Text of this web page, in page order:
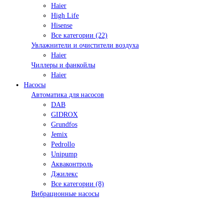
Haier
High Life
Hisense
Все категории (22)
Увлажнители и очистители воздуха
Haier
Чиллеры и фанкойлы
Haier
Насосы
Автоматика для насосов
DAB
GIDROX
Grundfos
Jemix
Pedrollo
Unipump
Акваконтроль
Джилекс
Все категории (8)
Вибрационные насосы